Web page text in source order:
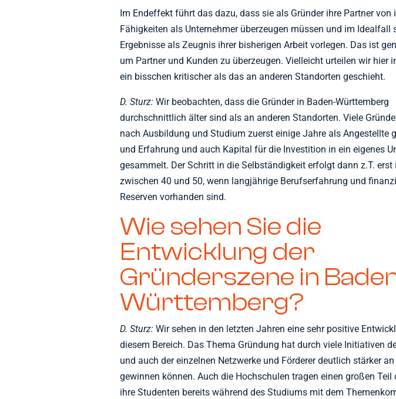
Im Endeffekt führt das dazu, dass sie als Gründer ihre Partner von
Fähigkeiten als Unternehmer überzeugen müssen und im Idealfall
Ergebnisse als Zeugnis ihrer bisherigen Arbeit vorlegen. Das ist
um Partner und Kunden zu überzeugen. Vielleicht urteilen wir hier
ein bisschen kritischer als das an anderen Standorten geschieht.
D. Sturz: Wir beobachten, dass die Gründer in Baden-Württemberg
durchschnittlich älter sind als an anderen Standorten. Viele
nach Ausbildung und Studium zuerst einige Jahre als Angestellte
und Erfahrung und auch Kapital für die Investition in ein eigenes
gesammelt. Der Schritt in die Selbständigkeit erfolgt dann z.T. erst
zwischen 40 und 50, wenn langjährige Berufserfahrung und
Reserven vorhanden sind.
Wie sehen Sie die
Entwicklung der
Gründerszene in
Württemberg?
D. Sturz:Wir sehen in den letzten Jahren eine sehr positive
diesem Bereich. Das Thema Gründung hat durch viele Initiativen
und auch der einzelnen Netzwerke und Förderer deutlich stärker
gewinnen können. Auch die Hochschulen tragen einen großen Teil
ihre Studenten bereits während des Studiums mit dem